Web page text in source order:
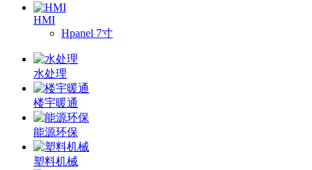
HMI
Hpanel 7寸
水处理
楼宇暖通
能源环保
塑料机械